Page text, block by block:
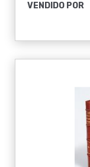
VENDIDO POR